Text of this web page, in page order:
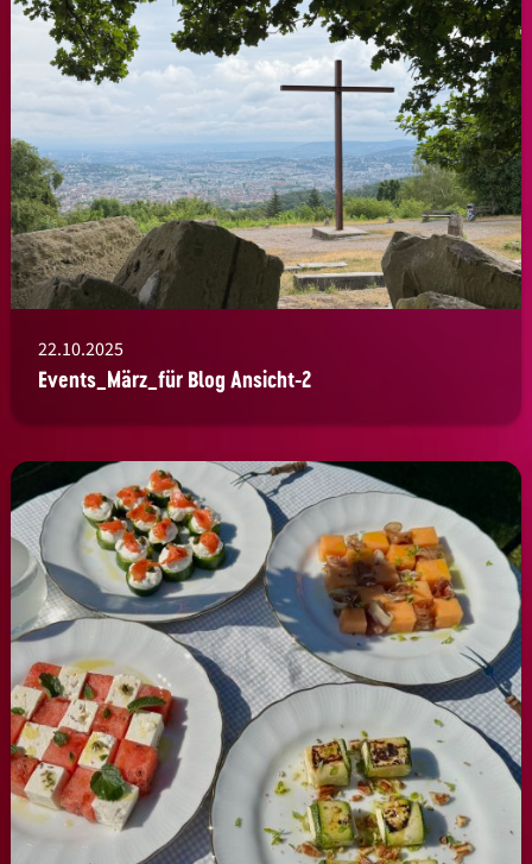
22.10.2025
Events_März_für Blog Ansicht-2